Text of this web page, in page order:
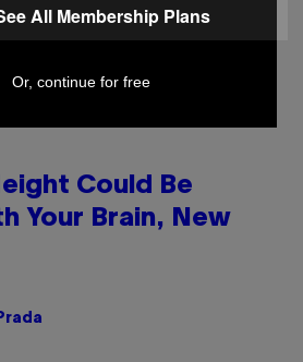
/ GETTY IMAGES
Could Be
Your Brain, New
All Membership Plans
Or, continue for free